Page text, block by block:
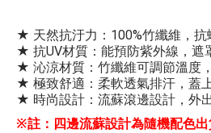
★ 天然抗汙力：100%竹纖維，抗
★ 抗UV材質：能預防紫外線，遮
★ 沁涼材質：竹纖維可調節溫度
★ 極致舒適：柔軟透氣排汗，蓋
★ 時尚設計：流蘇滾邊設計，外
※註： 四邊流蘇設計為隨機配色